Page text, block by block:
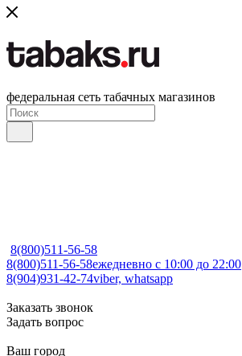
федеральная сеть табачных магазинов
8(800)511-56-58
8(800)511-56-58ежедневно с 10:00 до 22:00
8(904)931-42-74viber, whatsapp
Заказать звонок
Задать вопрос
Ваш город